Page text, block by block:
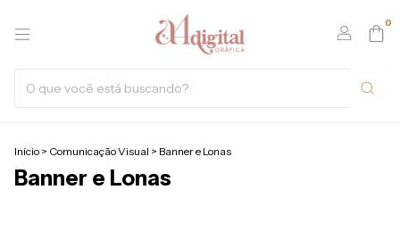
0
Início > Comunicação Visual > Banner e Lonas
Banner e Lonas